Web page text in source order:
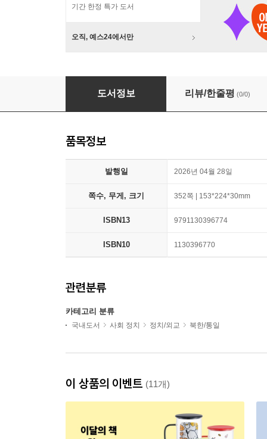
기간 한정 특가 도서
오직, 예스24에서만
한반도 통일과 평화적 상상력
도서정보 리뷰/한줄평 (0/0)
품목정보
발행일 2026년 04월 28일
쪽수, 무게, 크기 352쪽 | 153*224*30mm
ISBN13 9791130396774
ISBN10 1130396770
관련분류
카테고리 분류
국내도서 사회 정치 정치/외교 북한/통일
이 상품의 이벤트 (11개)